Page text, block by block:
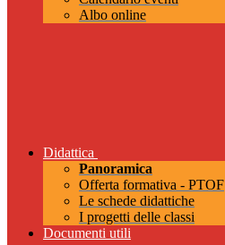
Albo online
Didattica
Panoramica
Offerta formativa - PTOF
Le schede didattiche
I progetti delle classi
Documenti utili